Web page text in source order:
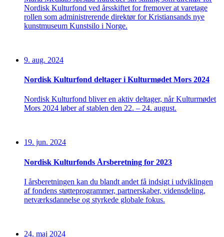
Nordisk Kulturfond ved årsskiftet for fremover at varetage
rollen som administrerende direktør for Kristiansands nye
kunstmuseum Kunstsilo i Norge.
9. aug. 2024
Nordisk Kulturfond deltager i Kulturmødet Mors 2024
Nordisk Kulturfond bliver en aktiv deltager, når Kulturmødet
Mors 2024 løber af stablen den 22. – 24. august.
19. jun. 2024
Nordisk Kulturfonds Årsberetning for 2023
I årsberetningen kan du blandt andet få indsigt i udviklingen
af fondens støtteprogrammer, partnerskaber, vidensdeling,
netværksdannelse og styrkede globale fokus.
24. maj 2024